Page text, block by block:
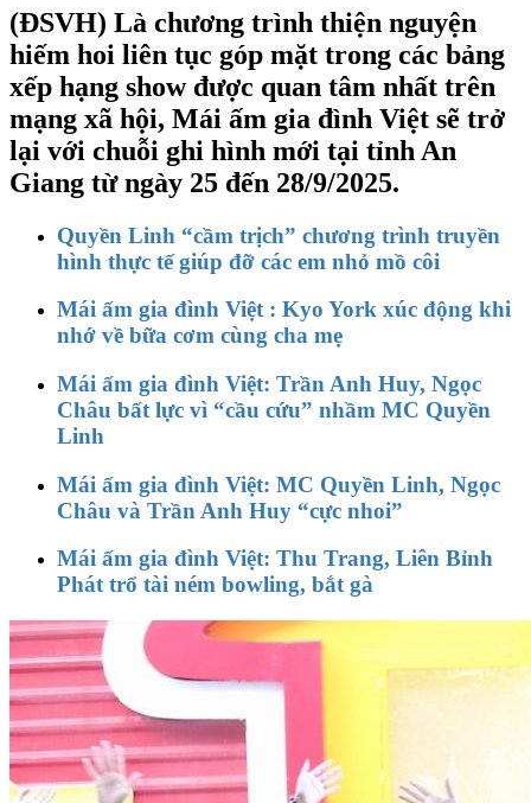
(ĐSVH) Là chương trình thiện nguyện
hiếm hoi liên tục góp mặt trong các bảng
xếp hạng show được quan tâm nhất trên
mạng xã hội, Mái ấm gia đình Việt sẽ trở
lại với chuỗi ghi hình mới tại tỉnh An
Giang từ ngày 25 đến 28/9/2025.
Quyền Linh “cầm trịch” chương trình truyền
hình thực tế giúp đỡ các em nhỏ mồ côi
Mái ấm gia đình Việt : Kyo York xúc động khi
nhớ về bữa cơm cùng cha mẹ
Mái ấm gia đình Việt: Trần Anh Huy, Ngọc
Châu bất lực vì “cầu cứu” nhầm MC Quyền
Linh
Mái ấm gia đình Việt: MC Quyền Linh, Ngọc
Châu và Trần Anh Huy “cực nhoi”
Mái ấm gia đình Việt: Thu Trang, Liên Bỉnh
Phát trổ tài ném bowling, bắt gà